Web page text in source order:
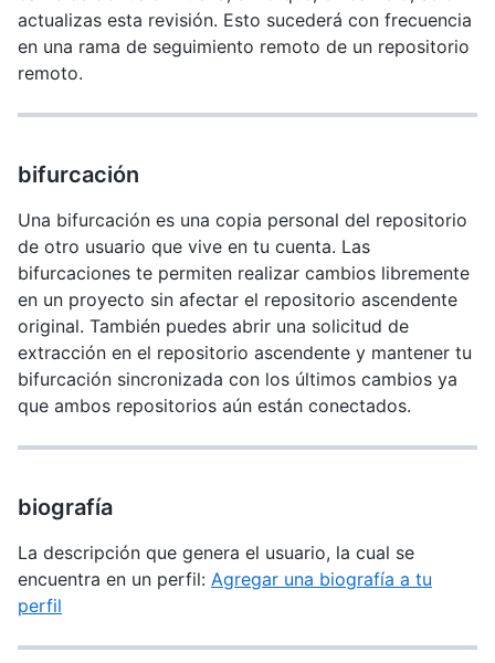
actualizas esta revisión. Esto sucederá con frecuencia
en una rama de seguimiento remoto de un repositorio
remoto.
bifurcación
Una bifurcación es una copia personal del repositorio
de otro usuario que vive en tu cuenta. Las
bifurcaciones te permiten realizar cambios libremente
en un proyecto sin afectar el repositorio ascendente
original. También puedes abrir una solicitud de
extracción en el repositorio ascendente y mantener tu
bifurcación sincronizada con los últimos cambios ya
que ambos repositorios aún están conectados.
biografía
La descripción que genera el usuario, la cual se
encuentra en un perfil: Agregar una biografía a tu
perfil